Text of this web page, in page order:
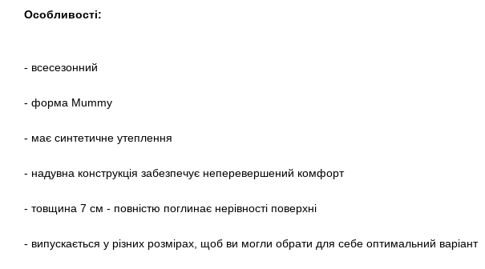
Особливості:
- всесезонний
- форма Mummy
- має синтетичне утеплення
- надувна конструкція забезпечує неперевершений комфорт
- товщина 7 см - повністю поглинає нерівності поверхні
- випускається у різних розмірах, щоб ви могли обрати для себе оптимальний варіант